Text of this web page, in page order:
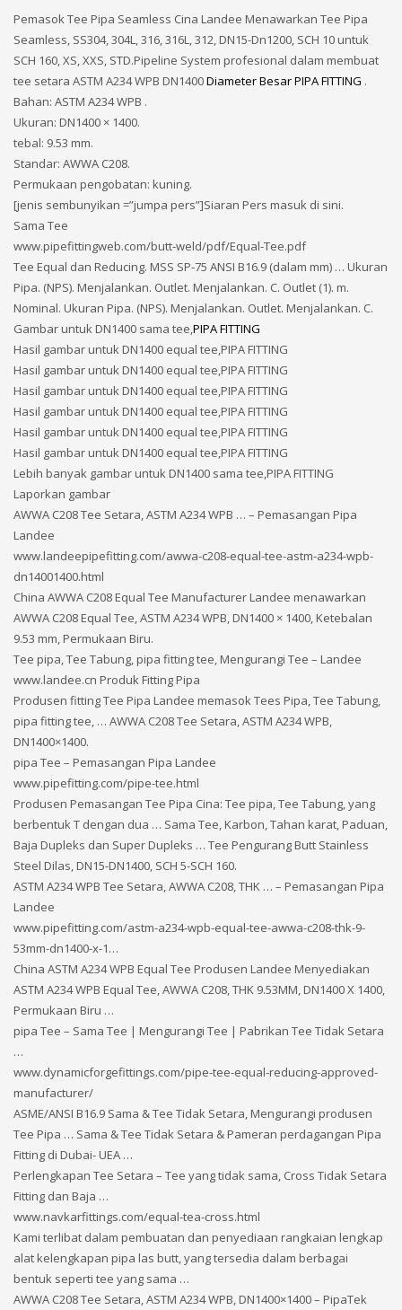
Pemasok Tee Pipa Seamless Cina Landee Menawarkan Tee Pipa
Seamless, SS304, 304L, 316, 316L, 312, DN15-Dn1200, SCH 10 untuk
SCH 160, XS, XXS, STD.Pipeline System profesional dalam membuat
tee setara ASTM A234 WPB DN1400Diameter BesarPIPA FITTING .
Bahan: ASTM A234 WPB .
Ukuran: DN1400 × 1400.
tebal: 9.53 mm.
Standar: AWWA C208.
Permukaan pengobatan: kuning.
[jenis sembunyikan =”jumpa pers”]Siaran Pers masuk di sini.
Sama Tee
www.pipefittingweb.com/butt-weld/pdf/Equal-Tee.pdf
Tee Equal dan Reducing. MSS SP-75 ANSI B16.9 (dalam mm) … Ukuran
Pipa. (NPS). Menjalankan. Outlet. Menjalankan. C. Outlet (1). m.
Nominal. Ukuran Pipa. (NPS). Menjalankan. Outlet. Menjalankan. C.
Gambar untuk DN1400 sama tee,PIPA FITTING
Hasil gambar untuk DN1400 equal tee,PIPA FITTING
Hasil gambar untuk DN1400 equal tee,PIPA FITTING
Hasil gambar untuk DN1400 equal tee,PIPA FITTING
Hasil gambar untuk DN1400 equal tee,PIPA FITTING
Hasil gambar untuk DN1400 equal tee,PIPA FITTING
Hasil gambar untuk DN1400 equal tee,PIPA FITTING
Lebih banyak gambar untuk DN1400 sama tee,PIPA FITTING
Laporkan gambar
AWWA C208 Tee Setara, ASTM A234 WPB … – Pemasangan Pipa
Landee
www.landeepipefitting.com/awwa-c208-equal-tee-astm-a234-wpb-
dn14001400.html
China AWWA C208 Equal Tee Manufacturer Landee menawarkan
AWWA C208 Equal Tee, ASTM A234 WPB, DN1400 × 1400, Ketebalan
9.53 mm, Permukaan Biru.
Tee pipa, Tee Tabung, pipa fitting tee, Mengurangi Tee – Landee
www.landee.cn Produk Fitting Pipa
Produsen fitting Tee Pipa Landee memasok Tees Pipa, Tee Tabung,
pipa fitting tee, … AWWA C208 Tee Setara, ASTM A234 WPB,
DN1400×1400.
pipa Tee – Pemasangan Pipa Landee
www.pipefitting.com/pipe-tee.html
Produsen Pemasangan Tee Pipa Cina: Tee pipa, Tee Tabung, yang
berbentuk T dengan dua … Sama Tee, Karbon, Tahan karat, Paduan,
Baja Dupleks dan Super Dupleks … Tee Pengurang Butt Stainless
Steel Dilas, DN15-DN1400, SCH 5-SCH 160.
ASTM A234 WPB Tee Setara, AWWA C208, THK … – Pemasangan Pipa
Landee
www.pipefitting.com/astm-a234-wpb-equal-tee-awwa-c208-thk-9-
53mm-dn1400-x-1…
China ASTM A234 WPB Equal Tee Produsen Landee Menyediakan
ASTM A234 WPB Equal Tee, AWWA C208, THK 9.53MM, DN1400 X 1400,
Permukaan Biru …
pipa Tee – Sama Tee | Mengurangi Tee | Pabrikan Tee Tidak Setara
…
www.dynamicforgefittings.com/pipe-tee-equal-reducing-approved-
manufacturer/
ASME/ANSI B16.9 Sama & Tee Tidak Setara, Mengurangi produsen
Tee Pipa … Sama & Tee Tidak Setara & Pameran perdagangan Pipa
Fitting di Dubai- UEA …
Perlengkapan Tee Setara – Tee yang tidak sama, Cross Tidak Setara
Fitting dan Baja …
www.navkarfittings.com/equal-tea-cross.html
Kami terlibat dalam pembuatan dan penyediaan rangkaian lengkap
alat kelengkapan pipa las butt, yang tersedia dalam berbagai
bentuk seperti tee yang sama …
AWWA C208 Tee Setara, ASTM A234 WPB, DN1400×1400 – PipaTek